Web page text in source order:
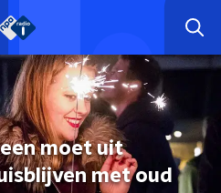
moet uit
met oud